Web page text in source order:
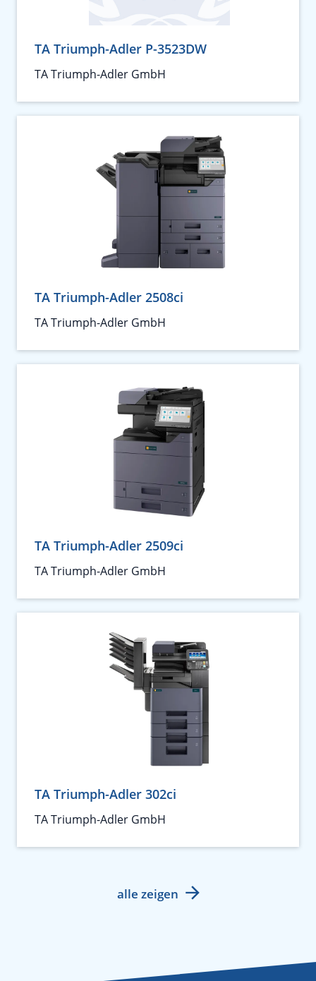
TA Triumph-Adler P-3523DW
TA Triumph-Adler GmbH
TA Triumph-Adler 2508ci
TA Triumph-Adler GmbH
TA Triumph-Adler 2509ci
TA Triumph-Adler GmbH
TA Triumph-Adler 302ci
TA Triumph-Adler GmbH
alle zeigen